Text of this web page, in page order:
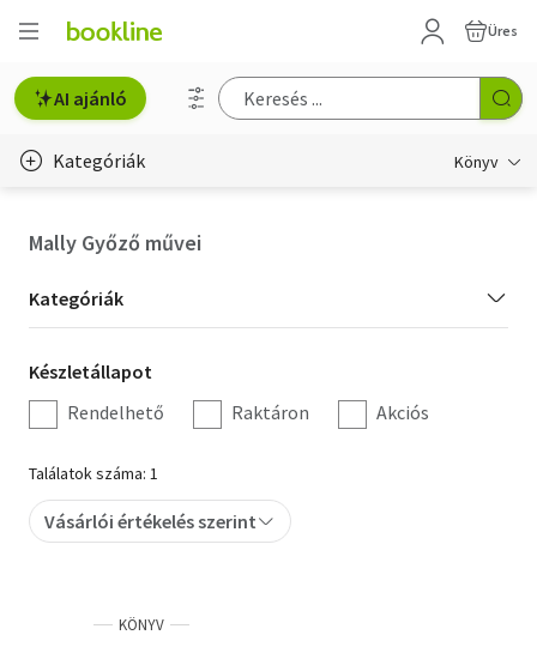
Üres
AI ajánló
Kategóriák Könyv
Hobbi, szabadidő
Irodalom
Művészet
Szakkönyv
Tankönyv, segédkönyv
Mally Győző művei
Kategória
szűrés
Kategóriák
Készletállapot
szűrés
Készletállapot
Rendelhető
Raktáron Akciós
Találatok száma: 1
Vásárlói értékelés szerint
KÖNYV